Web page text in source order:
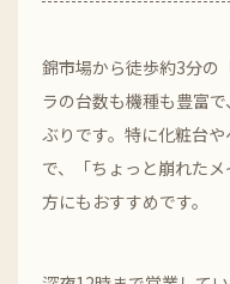
錦市場から徒歩約3分の
ラの台数も機種も豊富
ぶりです。特に化粧台
で、「ちょっと崩れた
方にもおすすめです。